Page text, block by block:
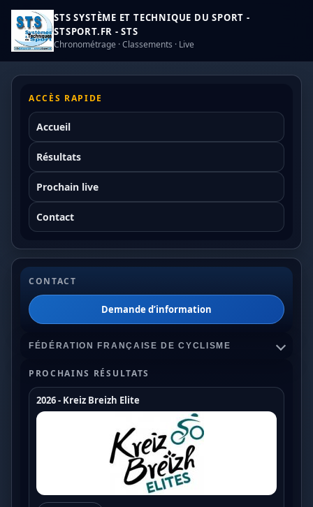
STS SYSTÈME ET TECHNIQUE DU SPORT -
STSPORT.FR - STS
Chronométrage · Classements · Live
ACCÈS RAPIDE
Accueil
Résultats
Prochain live
Contact
CONTACT
Demande d’information
FÉDÉRATION FRANÇAISE DE CYCLISME
Championnats de France
Coupe de France Cyclo Cross
Coupe de France N1
Coupe de France N2
PROCHAINS RÉSULTATS
2026 - Kreiz Breizh Elite